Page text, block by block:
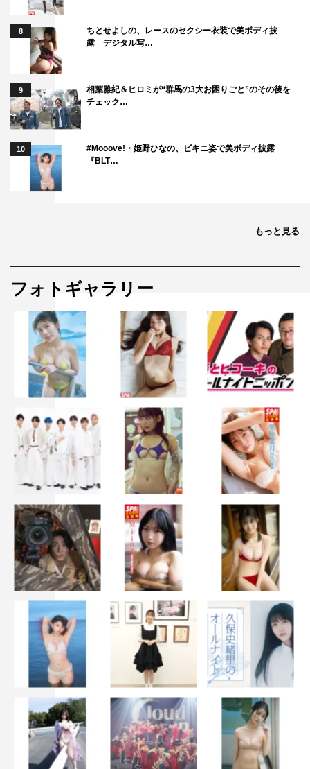
8
ちとせよしの、レースのセクシー衣装で美ボディ披
露 デジタル写…
9
相葉雅紀＆ヒロミが“群馬の3大お困りごと”のその後を
チェック…
10
#Mooove!・姫野ひなの、ビキニ姿で美ボディ披露
『BLT…
もっと見る
フォトギャラリー